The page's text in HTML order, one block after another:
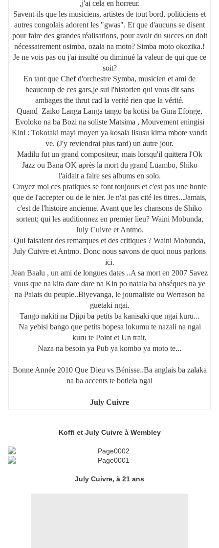
,j'ai cela en horreur.
Savent-ils que les musiciens, artistes de tout bord, politiciens et
autres congolais adorent les "gwas". Et que d'aucuns se disent
pour faire des grandes réalisations, pour avoir du succes on doit
nécessairement osimba, ozala na moto? Simba moto okozika.!
Je ne vois pas ou j'ai insulté ou diminué la valeur de qui que ce
soit?
En tant que Chef d'orchestre Symba, musicien et ami de
beaucoup de ces gars,je sui l'historien qui vous dit sans
ambages the thrut cad la verité rien que la vérité.
Quand Zaiko Langa Langa tango ba kotisi ba Gina Efonge,
Evoloko na ba Bozi na soliste Matsima , Mouvement eningisi
Kini : Tokotaki mayi moyen ya kosala lisusu kima mbote vanda
ve. (J'y reviendrai plus tard) un autre jour.
Madilu fut un grand compositeur, mais lorsqu'il quittera l'Ok
Jazz ou Bana OK après la mort du grand Luambo, Shiko
l'aidait a faire ses albums en solo.
Croyez moi ces pratiques se font toujours et c'est pas une honte
que de l'accepter ou de le nier. Je n'ai pas cité les titres...Jamais,
c'est de l'histoire ancienne. Avant que les chansons de Shiko
sortent; qui les auditionnez en premier lieu? Waini Mobunda,
July Cuivre et Antmo.
Qui faisaient des remarques et des critiques ? Waini Mobunda,
July Cuivre et Antmo. Donc nous savons de quoi nous parlons
ici.
Jean Baalu , un ami de longues dates ..A sa mort en 2007 Savez
vous que na kita dare dare na Kin po natala ba obséques na ye
na Palais du peuple..Biyevanga, le journaliste ou Werrason ba
guetaki ngai.
Tango nakiti na Djipi ba petits ba kanisaki que ngai kuru...
Na yebisi bango que petits bopesa lokumu te nazali na ngai
kuru te Point et Un trait.
Naza na besoin ya Pub ya kombo ya moto te...
Bonne Année 2010 Que Dieu vs Bénisse..Ba anglais ba zalaka
na ba accents te botiela ngai
July Cuivre
Koffi et July Cuivre à Wembley
July Cuivre, à 21 ans